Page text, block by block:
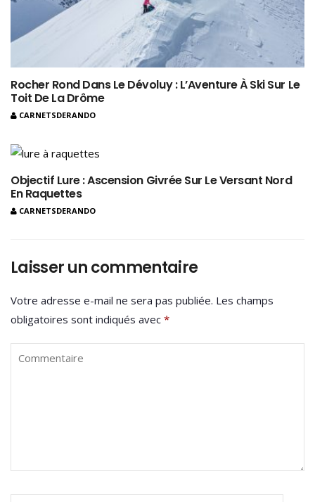
Rocher Rond Dans Le Dévoluy : L’Aventure À Ski Sur Le
Toit De La Drôme
CARNETSDERANDO
Objectif Lure : Ascension Givrée Sur Le Versant Nord
En Raquettes
CARNETSDERANDO
Laisser un commentaire
Votre adresse e-mail ne sera pas publiée. Les champs
obligatoires sont indiqués avec *